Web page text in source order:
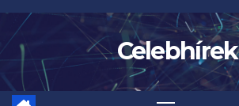
Skip
content
Celebhírek